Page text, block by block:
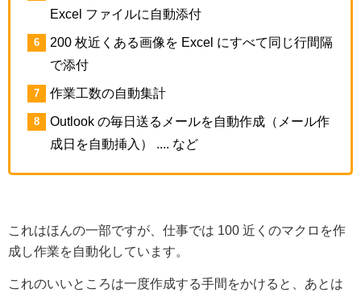
Excel ファイルに自動添付
200 枚近くある画像を Excel にすべて同じ行間隔
で添付
作業工数の自動集計
Outlook の毎日送るメールを自動作成（メール作
成日を自動挿入） .... など
これはほんの一部ですが、仕事では 100 近くのマクロを作
成し作業を自動化しています。
これのいいところは一度作成する手間をかけると、あとは